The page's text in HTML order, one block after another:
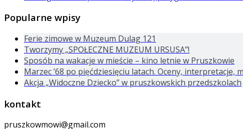
Popularne wpisy
Ferie zimowe w Muzeum Dulag 121
Tworzymy „SPOŁECZNE MUZEUM URSUSA”!
Sposób na wakacje w mieście – kino letnie w Pruszkowie
Marzec ’68 po pięćdziesięciu latach. Oceny,
Akcja „Widoczne Dziecko” w pruszkowskich przedszkolach
kontakt
pruszkowmowi@gmail.com